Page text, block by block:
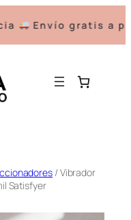
Envío gratis a
/ Vibrador
Satisfyer